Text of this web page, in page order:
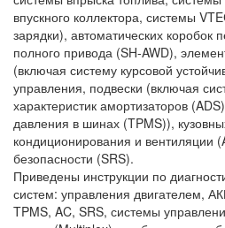
впускного коллектора, системы
зарядки), автоматических
полного привода (SH-AWD),
(включая систему курсовой
управления, подвески (включая
характеристик амортизаторов
давления в шинах (TPMS)),
кондиционирования и вентиляции
безопасности (SRS).
Приведены инструкции по
систем: управления двигателем,
TPMS, AC, SRS, системы